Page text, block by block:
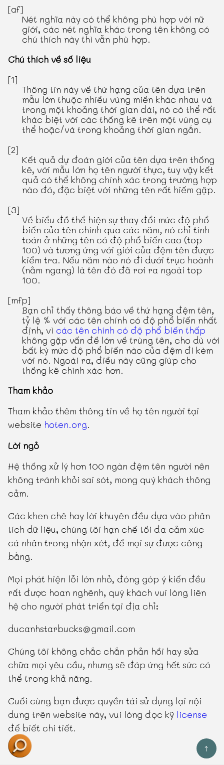
[af]
Nét nghĩa này có thể không phù hợp với nữ
giới, các nét nghĩa khác trong tên không có
chú thích này thì vẫn phù hợp.
Chú thích về số liệu
[1]
Thông tin này về thứ hạng của tên dựa trên
mẫu lớn thuộc nhiều vùng miền khác nhau và
trong một khoảng thời gian dài, nó có thể rất
khác biệt với các thống kê trên một vùng cụ
thể hoặc/và trong khoảng thời gian ngắn.
[2]
Kết quả dự đoán giới của tên dựa trên thống
kê, với mẫu lớn họ tên người thực, tuy vậy kết
quả có thể không chính xác trong trường hợp
nào đó, đặc biệt với những tên rất hiếm gặp.
[3]
Về biểu đồ thể hiện sự thay đổi mức độ phổ
biến của tên chính qua các năm, nó chỉ tính
toán ở những tên có độ phổ biến cao (top
100) và tương ứng với giới của đệm tên được
kiểm tra. Nếu năm nào nó đi dưới trục hoành
(nằm ngang) là tên đó đã rơi ra ngoài top
100.
[mfp]
Bạn chỉ thấy thông báo về thứ hạng đệm tên,
tỷ lệ % với các tên chính có độ phổ biến nhất
định, vì các tên chính có độ phổ biến thấp
không gặp vấn đề lớn về trùng tên, cho dù với
bất kỳ mức độ phổ biến nào của đệm đi kèm
với nó. Ngoài ra, điều này cũng giúp cho
thống kê chính xác hơn.
Tham khảo
Tham khảo thêm thông tin về họ tên người tại
website hoten.org.
Lời ngỏ
Hệ thống xử lý hơn 100 ngàn đệm tên người nên
không tránh khỏi sai sót, mong quý khách thông
cảm.
Các khen chê hay lời khuyên đều dựa vào phân
tích dữ liệu, chúng tôi hạn chế tối đa cảm xúc
cá nhân trong nhận xét, để mọi sự được công
bằng.
Mọi phát hiện lỗi lớn nhỏ, đóng góp ý kiến đều
rất được hoan nghênh, quý khách vui lòng liên
hệ cho người phát triển tại địa chỉ:
ducanhstarbucks@gmail.com
Chúng tôi không chắc chắn phản hồi hay sửa
chữa mọi yêu cầu, nhưng sẽ đáp ứng hết sức có
thể trong khả năng.
Cuối cùng bạn được quyền tái sử dụng lại nội
dung trên website này, vui lòng đọc kỹ license
để biết chi tiết.
↑